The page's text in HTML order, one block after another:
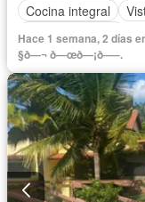
Cocina integral
Cancha de tenis
Hace 1 semana, 2
§ð—¬ ð—œð—¡ð—–.